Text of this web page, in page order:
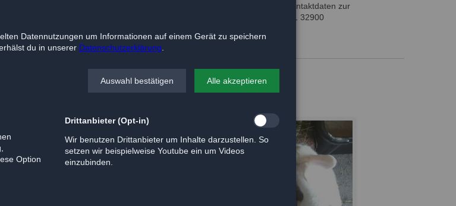
ihr Grün auf einer Pflegestelle. Genauere Infos sowie die Kontaktdaten zur
Pflegestelle bitte bei unserem Team vor Ort anfragen. 05141 32900
Datennutzungen um Informationen auf einem Gerät zu speichern
du in unserer Datenschutzerklärung.
Auswahl bestätigen Alle akzeptieren
Option
Drittanbieter (Opt-in)
Wir benutzen Drittanbieter um Inhalte darzustellen. So
setzen wir beispielweise Youtube ein um Videos
einzubinden.